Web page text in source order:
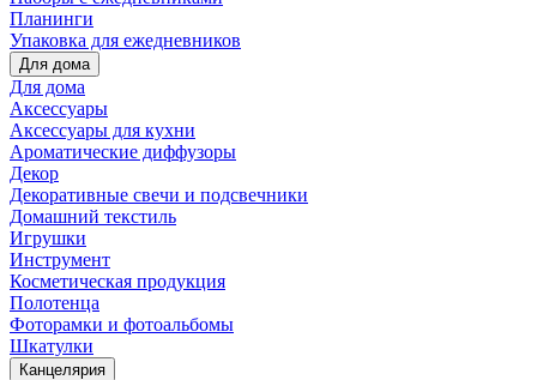
Планинги
Упаковка для ежедневников
Для дома
Для дома
Аксессуары
Аксессуары для кухни
Ароматические диффузоры
Декор
Декоративные свечи и подсвечники
Домашний текстиль
Игрушки
Инструмент
Косметическая продукция
Полотенца
Фоторамки и фотоальбомы
Шкатулки
Канцелярия